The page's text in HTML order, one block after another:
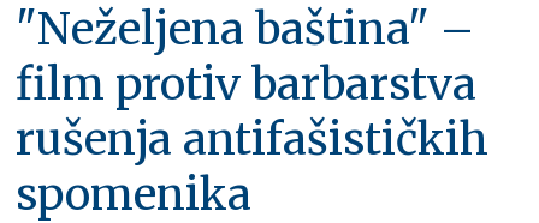
"Neželjena baština" –
film protiv barbarstva
rušenja antifašističkih
spomenika